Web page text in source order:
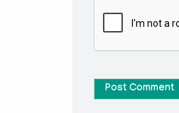
Post Comment